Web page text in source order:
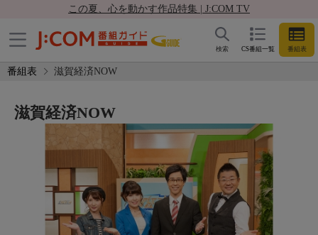
この夏、心を動かす作品特集 | J:COM TV
CS番組一覧 番組表
検索
番組表 滋賀経済NOW
滋賀経済NOW